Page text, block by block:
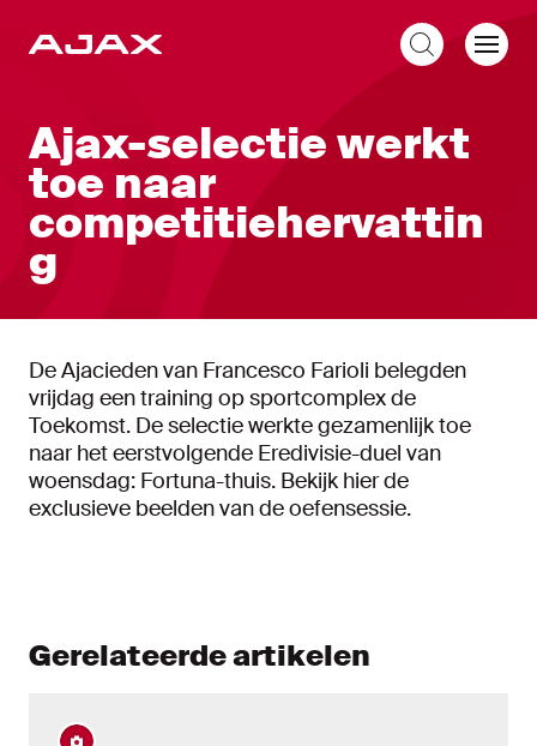
Ajax-selectie werkt
toe naar
competitiehervattin
g
De Ajacieden van Francesco Farioli belegden
vrijdag een training op sportcomplex de
Toekomst. De selectie werkte gezamenlijk toe
naar het eerstvolgende Eredivisie-duel van
woensdag: Fortuna-thuis. Bekijk hier de
exclusieve beelden van de oefensessie.
Gerelateerde artikelen